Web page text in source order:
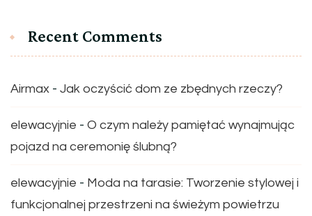
Recent Comments
Airmax - Jak oczyścić dom ze zbędnych rzeczy?
elewacyjnie - O czym należy pamiętać wynajmując
pojazd na ceremonię ślubną?
elewacyjnie - Moda na tarasie: Tworzenie stylowej i
funkcjonalnej przestrzeni na świeżym powietrzu